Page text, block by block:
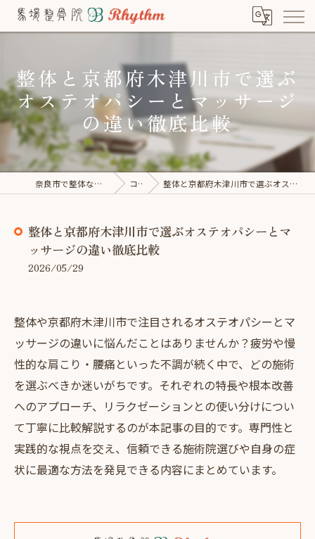
整体と京都府木津川市で選ぶ
オステオパシーとマッサージ
の違い徹底比較
奈良市で整体なら馬場整骨院×Rhythm コラム 整体と京都府木津川市で選ぶオステオパシーとマッサージの違い徹底比較
整体と京都府木津川市で選ぶオステオパシーとマ
ッサージの違い徹底比較
2026/05/29
整体や京都府木津川市で注目されるオステオパシーとマ
ッサージの違いに悩んだことはありませんか？疲労や慢
性的な肩こり・腰痛といった不調が続く中で、どの施術
を選ぶべきか迷いがちです。それぞれの特長や根本改善
へのアプローチ、リラクゼーションとの使い分けについ
て丁寧に比較解説するのが本記事の目的です。専門性と
実践的な視点を交え、信頼できる施術院選びや自身の症
状に最適な方法を発見できる内容にまとめています。